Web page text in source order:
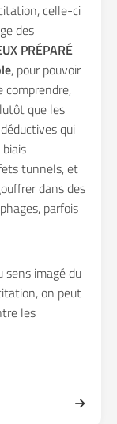
celle-ci
des
PRÉPARÉ
, pour pouvoir
comprendre,
que les
qui
tunnels, et
dans des
parfois
sens imagé du
on peut
les